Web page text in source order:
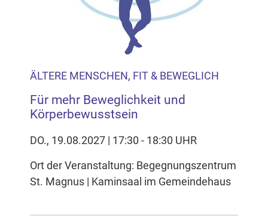
ÄLTERE MENSCHEN, FIT & BEWEGLICH
Für mehr Beweglichkeit und
Körperbewusstsein
DO., 19.08.2027 | 17:30 - 18:30 UHR
Ort der Veranstaltung: Begegnungszentrum
St. Magnus | Kaminsaal im Gemeindehaus